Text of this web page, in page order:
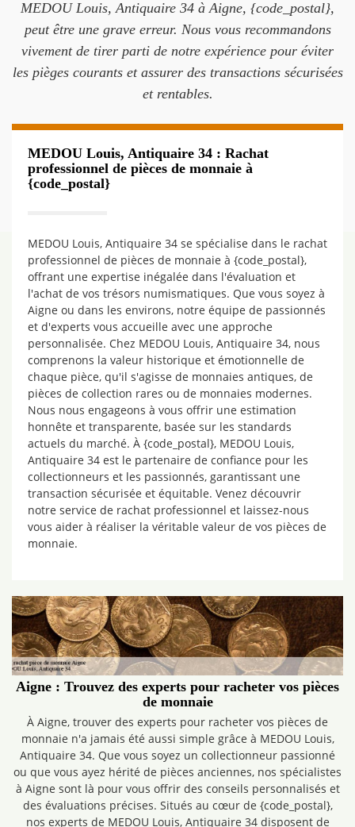
MEDOU Louis, Antiquaire 34 à Aigne, {code_postal},
peut être une grave erreur. Nous vous recommandons
vivement de tirer parti de notre expérience pour éviter
les pièges courants et assurer des transactions sécurisées
et rentables.
MEDOU Louis, Antiquaire 34 : Rachat
professionnel de pièces de monnaie à
{code_postal}
MEDOU Louis, Antiquaire 34 se spécialise dans le rachat
professionnel de pièces de monnaie à {code_postal},
offrant une expertise inégalée dans l'évaluation et
l'achat de vos trésors numismatiques. Que vous soyez à
Aigne ou dans les environs, notre équipe de passionnés
et d'experts vous accueille avec une approche
personnalisée. Chez MEDOU Louis, Antiquaire 34, nous
comprenons la valeur historique et émotionnelle de
chaque pièce, qu'il s'agisse de monnaies antiques, de
pièces de collection rares ou de monnaies modernes.
Nous nous engageons à vous offrir une estimation
honnête et transparente, basée sur les standards
actuels du marché. À {code_postal}, MEDOU Louis,
Antiquaire 34 est le partenaire de confiance pour les
collectionneurs et les passionnés, garantissant une
transaction sécurisée et équitable. Venez découvrir
notre service de rachat professionnel et laissez-nous
vous aider à réaliser la véritable valeur de vos pièces de
monnaie.
Aigne : Trouvez des experts pour racheter vos pièces
de monnaie
À Aigne, trouver des experts pour racheter vos pièces de
monnaie n'a jamais été aussi simple grâce à MEDOU Louis,
Antiquaire 34. Que vous soyez un collectionneur passionné
ou que vous ayez hérité de pièces anciennes, nos spécialistes
à Aigne sont là pour vous offrir des conseils personnalisés et
des évaluations précises. Situés au cœur de {code_postal},
nos experts de MEDOU Louis, Antiquaire 34 disposent de